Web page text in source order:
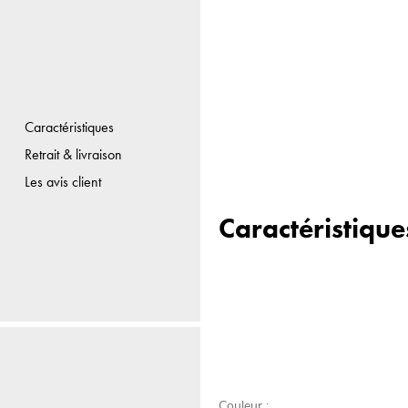
Caractéristiques
Retrait & livraison
Les avis client